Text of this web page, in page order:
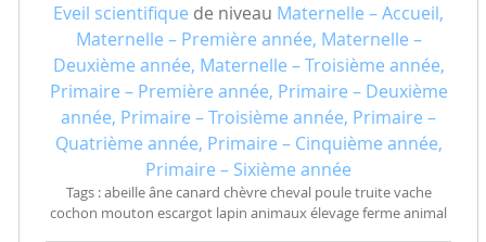
Eveil scientifique de niveau Maternelle – Accueil,
Maternelle – Première année, Maternelle –
Deuxième année, Maternelle – Troisième année,
Primaire – Première année, Primaire – Deuxième
année, Primaire – Troisième année, Primaire –
Quatrième année, Primaire – Cinquième année,
Primaire – Sixième année
Tags : abeille âne canard chèvre cheval poule truite vache
cochon mouton escargot lapin animaux élevage ferme animal